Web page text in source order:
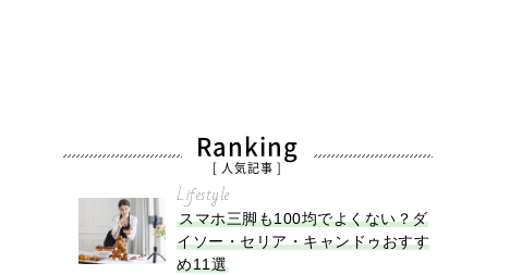
Ranking
[ 人気記事 ]
Lifestyle
スマホ三脚も100均でよくない？ダ
イソー・セリア・キャンドゥおすす
め11選